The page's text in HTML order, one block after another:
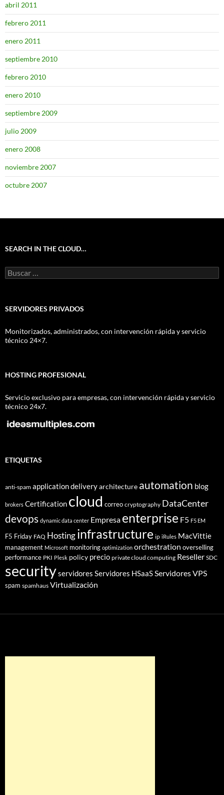
abril 2011
febrero 2011
enero 2011
septiembre 2010
febrero 2010
enero 2010
septiembre 2009
julio 2009
enero 2008
noviembre 2007
octubre 2007
SEARCH IN THE CLOUD…
Buscar:
SERVIDORES PRIVADOS
Monitorizados, administrados, con intervención rápida y servicio
técnico 24×7.
HOSTING PROFESIONAL
Servicio exclusivo para empresas, con intervención rápida y servicio
técnico 24x7.
ETIQUETAS
anti-spam application deliveryarchitecture automation blog
brokers Certification cloud correo cryptography DataCenter
devops dynamic data center Empresa enterprise F5 F5 EM
F5 Friday FAQ Hostinginfrastructure ip iRules MacVittie
management Microsoft monitoring optimization orchestration overselling
performance PKI Plesk policy precio private cloud computing Reseller SDC
securityservidores Servidores HSaaSServidores VPS
spam spamhaus Virtualización